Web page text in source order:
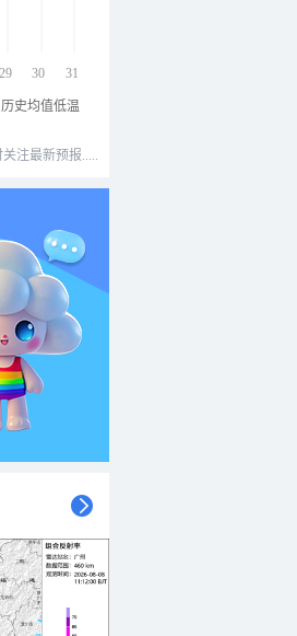
29 30 31
历史均值低温
注最新预报.....